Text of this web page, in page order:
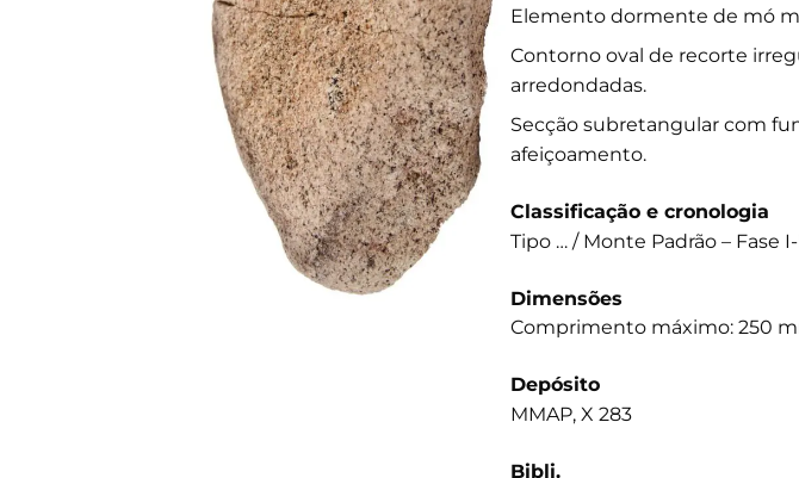
Elemento dormente de mó
Contorno oval de recorte
arredondadas.
Secção subretangular com
afeiçoamento.
Classificação e cronologia
Tipo … / Monte Padrão – Fase
Dimensões
Comprimento máximo: 250
Depósito
MMAP, X 283
Bibli.